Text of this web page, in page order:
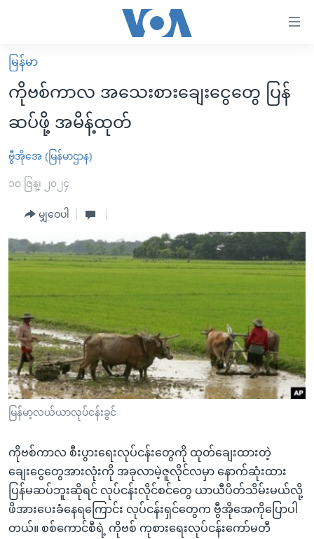
လွယ်ကူ
စေ
သည့်
များ
ပင်မ
ကျော်
ကြည့်
ပင်မ
အ
ညွန်း
စာမျက်နှာ
သို့
ကျော်
ကြည့်
ရှာဖွေ
ရန်
နေရာ
သို့
ကျော်
မူလစာမျက်နှာ
မြန်မာ
ကမ္ဘာ့သတင်းများ
နိုင်ငံတကာ
အမေရိကန်
အစ္စရေး-ပါလက်စတိုင်း
ဗွီဒီယို
သတင်းလွတ်လပ်ခွင့်
အင်္ဂလိပ်စာလေ့လာမယ်
အမေရိကန်သုံးအီဒီယံ
မကြေးမုံရဲ့ အင်္ဂလိပ်စာ
ရုပ်ရှင်ထဲက အင်္ဂလိပ်စာ
သုတပဒေသာ အင်္ဂလိပ်စာ
အပတ်စဉ်ကဏ္ဍများ
တီဗွီ
ရေဒီယိုနှင့်ရုပ်သံ အချက်အလက်များ
ရေဒီယို/တီဗွီအစီအစဉ်
Learning English
ဗွီအိုအေ လူမှုကွန်ယက်များ
ဘာသာစကားများ
မြန်မာ
ကိုဗစ်ကာလ အသေးစားချေးငွေတွေ ပြန်
ဆပ်ဖို့ အမိန့်ထုတ်
ဗွီအိုအေ (မြန်မာဌာန)
၁၀ ဇြန္၊ ၂၀၂၄
မျှဝေပါ
မြန်မာ့လယ်ယာလုပ်ငန်းခွင်
ကိုဗစ်ကာလ စီးပွားရေးလုပ်ငန်းတွေကို ထုတ်ချေးထားတဲ့
ချေးငွေတွေအားလုံးကို အခုလာမဲ့ဇူလိုင်လမှာ နောက်ဆုံးထား
ပြန်မဆပ်ဘူးဆိုရင် လုပ်ငန်းလိုင်စင်တွေ ယာယီပိတ်သိမ်းမယ်လို့
ဖိအားပေးခံနေရကြောင်း လုပ်ငန်းရှင်တွေက ဗွီအိုအေကိုပြောပါ
တယ်။ စစ်ကောင်စီရဲ့ ကိုဗစ် ကုစားရေးလုပ်ငန်းကော်မတီ